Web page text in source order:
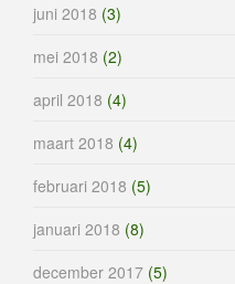
juni 2018 (3)
mei 2018 (2)
april 2018 (4)
maart 2018 (4)
februari 2018 (5)
januari 2018 (8)
december 2017 (5)